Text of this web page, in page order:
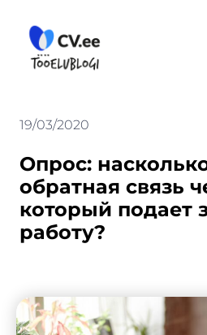
content
19/03/2020
Опрос:
обратная связь
который подает
работу?